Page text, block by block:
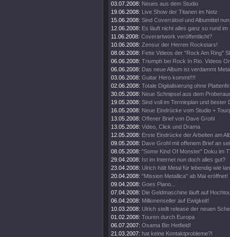
03.07.2008: Neues aus dem Studio
19.06.2008: Live Show der Titanen im Netz
15.06.2008: Sind Coverrätsel und Albumtitel
12.06.2008: Es läuft nicht alles ganz so rund im
11.06.2008: Coverartwork veröffentlicht?
10.06.2008: Zensur der Herren Rockstars!
08.06.2008: Fette Videos der "Rock Am Ring"
06.06.2008: Triumph bei Rock In Rio. Videos
06.06.2008: Das neue Album ist verdammt
03.06.2008: Guitar Hero kommt!!!!
02.06.2008: Totale Digitalisierung ohne
30.05.2008: Neue Schnipsel aus dem
19.05.2008: Sind voll im Terminplan und bester
16.05.2008: Neue Eindrücke vom Studio +
13.05.2008: Offener Brief von Dave Grohl
13.05.2008: Video, Click und Drama
12.05.2008: Erste Eindrücke der Arbeiten am
09.05.2008: Dave Grohl mit offenem Brief an
08.05.2008: "Some Kind Of Monster" Doku im
29.04.2008: Ist im Internet nun doch alles gut?
23.04.2008: Ulrich hält Metal für lebendig wie
20.04.2008: "Mission Metallica" ab Mai eröffnet!
09.04.2008: Goes Piano...
07.04.2008: Die Geldmaschine läuft auf
06.04.2008: Millionenseller auf Ewigkeit!
10.03.2008: Ulrich stellt release der neuen
01.02.2008: Touren durch Europa
06.07.2007: Osama Bin Hetfield!
21.03.2007: hat keine Kontaktprobleme?!